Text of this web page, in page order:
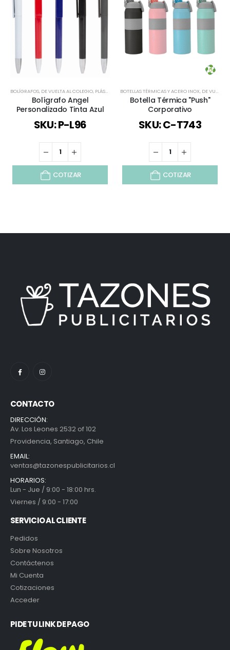
BOLÍGRAFOS, DE VUELTA AL COLEGIO, PLÁSTICOS Y MASIVOS ,TODOS
Bolígrafo Angel
Personalizado Tinta Azul
SKU: P-L96
COTIZAR
BOTELLAS TÉRMICAS Y ACERO INOX, DE VUELTA AL COLEGIO
Botella Térmica "Push"
Corporativo
SKU: C-T743
COTIZAR
CONTACTO
DIRECCIÓN:
Av. Los Leones 2532 of 102
Providencia, Santiago, Chile
EMAIL:
ventas@tazonespublicitarios.cl
HORARIOS:
Lun - Jue / 9:00 - 18:00 hrs.
Viernes / 9:00 - 17:00
SERVICIO AL CLIENTE
Pedidos
Sobre Nosotros
Contáctenos
Mi Cuenta
Cotizaciones
Acceder
PIDE TU LINK DE PAGO